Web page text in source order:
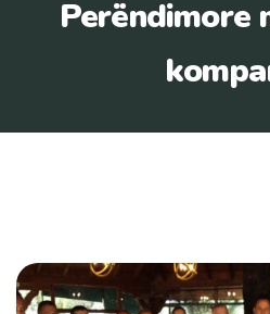
Perëndimore